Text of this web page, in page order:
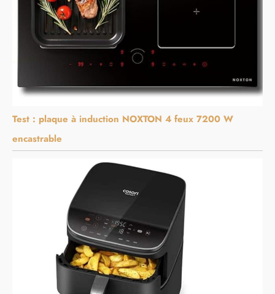
Test : plaque à induction NOXTON 4 feux 7200 W
encastrable